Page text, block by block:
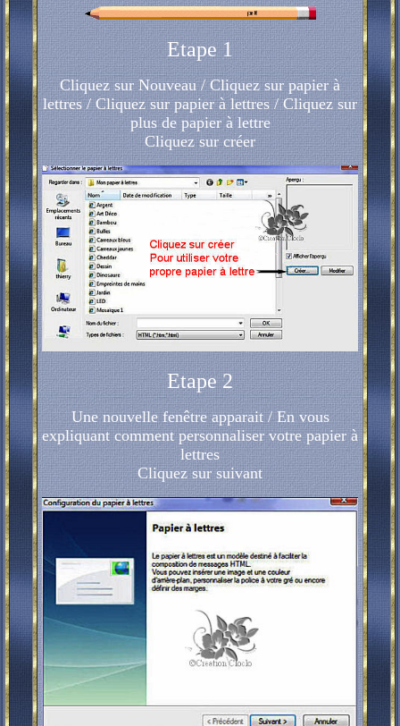
Etape 1
Cliquez sur Nouveau / Cliquez sur papier à
lettres / Cliquez sur papier à lettres / Cliquez sur
plus de papier à lettre
Cliquez sur créer
Etape 2
Une nouvelle fenêtre apparait / En vous
expliquant comment personnaliser votre papier à
lettres
Cliquez sur suivant